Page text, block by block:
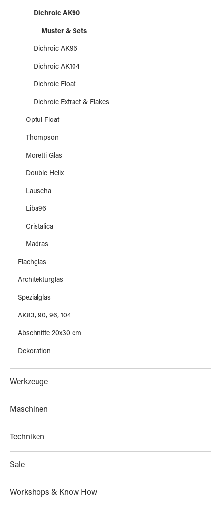
Dichroic AK90
Muster & Sets
Dichroic AK96
Dichroic AK104
Dichroic Float
Dichroic Extract & Flakes
Optul Float
Thompson
Moretti Glas
Double Helix
Lauscha
Liba96
Cristalica
Madras
Flachglas
Architekturglas
Spezialglas
AK83, 90, 96, 104
Abschnitte 20x30 cm
Dekoration
Werkzeuge
Maschinen
Techniken
Sale
Workshops & Know How